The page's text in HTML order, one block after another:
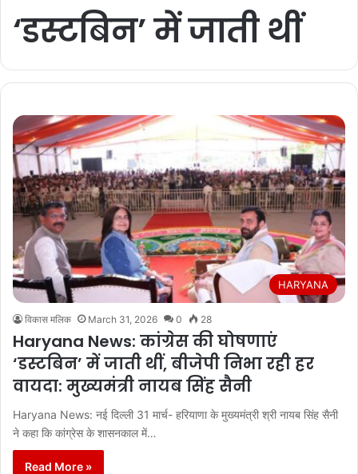
‘डस्टबिन’ में जाती थीं
HARYANA
विकास मलिक March 31, 2026 0 28
Haryana News: कांग्रेस की घोषणाएं
‘डस्टबिन’ में जाती थीं, बीजेपी निभा रही हर
वायदा: मुख्यमंत्री नायब सिंह सैनी
Haryana News: नई दिल्ली 31 मार्च- हरियाणा के मुख्यमंत्री श्री नायब सिंह सैनी
ने कहा कि कांग्रेस के शासनकाल में…
Read More »